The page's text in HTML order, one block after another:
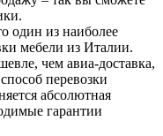
один из наиболее
мебели из Италии.
чем авиа-доставка,
перевозки
абсолютная
гарантии